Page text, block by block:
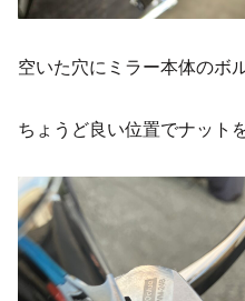
空いた穴にミラー本体のボ
ちょうど良い位置でナット